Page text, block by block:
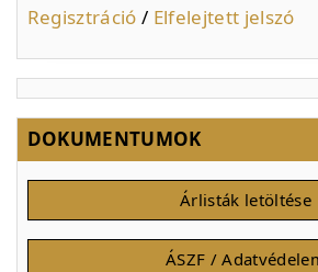
Regisztráció / Elfelejtett jelszó
DOKUMENTUMOK
Árlisták letöltése
ÁSZF /